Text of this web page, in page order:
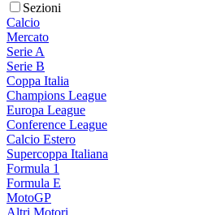
Sezioni
Calcio
Mercato
Serie A
Serie B
Coppa Italia
Champions League
Europa League
Conference League
Calcio Estero
Supercoppa Italiana
Formula 1
Formula E
MotoGP
Altri Motori